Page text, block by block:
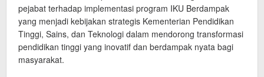
pejabat terhadap implementasi program IKU Berdampak
yang menjadi kebijakan strategis Kementerian Pendidikan
Tinggi, Sains, dan Teknologi dalam mendorong transformasi
pendidikan tinggi yang inovatif dan berdampak nyata bagi
masyarakat.